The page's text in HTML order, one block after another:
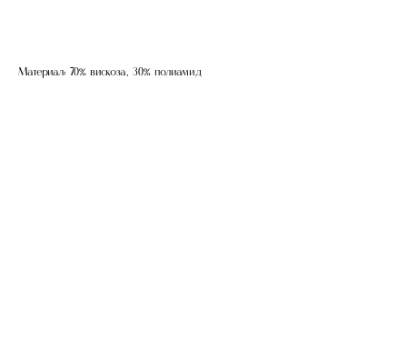
Материал: 70% вискоза, 30% полиамид